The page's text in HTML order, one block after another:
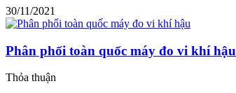
30/11/2021
Phân phối toàn quốc máy đo vi khí hậu
Thỏa thuận